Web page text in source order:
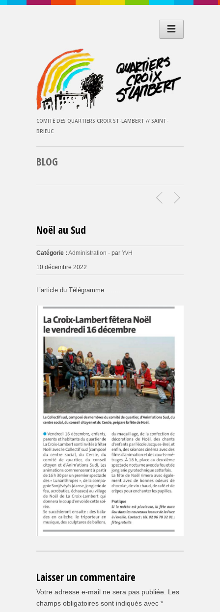
COMITÉ DES QUARTIERS CROIX ST-LAMBERT // SAINT-
BRIEUC
BLOG
Noël au Sud
Catégorie : Administration · par YvH
10 décembre 2022
L’article du Télégramme……..
Laisser un commentaire
Votre adresse e-mail ne sera pas publiée.
Les
champs obligatoires sont indiqués avec *